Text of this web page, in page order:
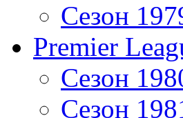
Сезон
Premier
Сезон
Сезон